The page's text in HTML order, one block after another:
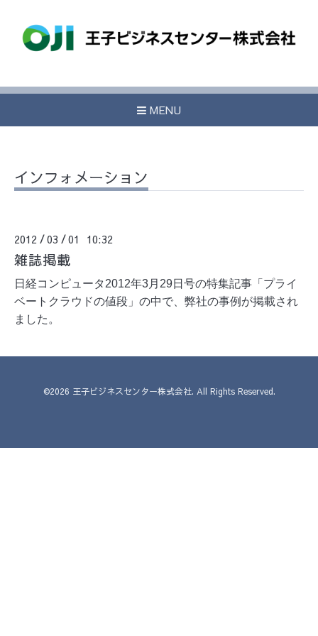
MENU
インフォメーション
2012 /03 /01 10:32
雑誌掲載
日経コンピュータ2012年3月29日号の特集記事「プライ
ベートクラウドの値段」の中で、弊社の事例が掲載され
ました。
©2026 王子ビジネスセンター株式会社. All Rights Reserved.